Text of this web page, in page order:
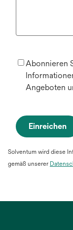
Abonnieren
Angeboten
Einreichen
Solventum wird diese
gemäß unserer